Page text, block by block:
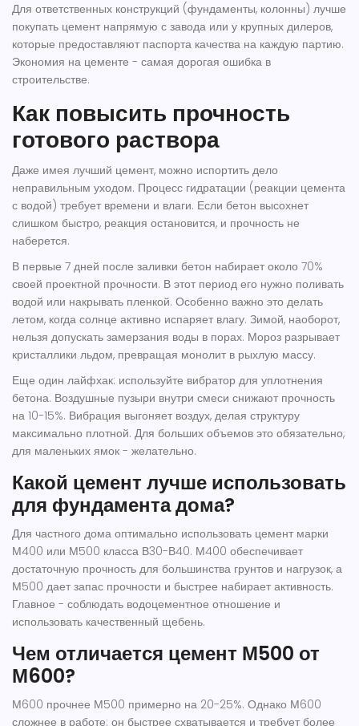
Для ответственных конструкций (фундаменты, колонны) лучше
покупать цемент напрямую с завода или у крупных дилеров,
которые предоставляют паспорта качества на каждую партию.
Экономия на цементе - самая дорогая ошибка в
строительстве.
Как повысить прочность
готового раствора
Даже имея лучший цемент, можно испортить дело
неправильным уходом. Процесс гидратации (реакции цемента
с водой) требует времени и влаги. Если бетон высохнет
слишком быстро, реакция остановится, и прочность не
наберется.
В первые 7 дней после заливки бетон набирает около 70%
своей проектной прочности. В этот период его нужно поливать
водой или накрывать пленкой. Особенно важно это делать
летом, когда солнце активно испаряет влагу. Зимой, наоборот,
нельзя допускать замерзания воды в порах. Мороз разрывает
кристаллики льдом, превращая монолит в рыхлую массу.
Еще один лайфхак: используйте вибратор для уплотнения
бетона. Воздушные пузыри внутри смеси снижают прочность
на 10-15%. Вибрация выгоняет воздух, делая структуру
максимально плотной. Для больших объемов это обязательно,
для маленьких ямок - желательно.
Какой цемент лучше использовать
для фундамента дома?
Для частного дома оптимально использовать цемент марки
М400 или М500 класса В30-В40. М400 обеспечивает
достаточную прочность для большинства грунтов и нагрузок, а
М500 дает запас прочности и быстрее набирает активность.
Главное - соблюдать водоцементное отношение и
использовать качественный щебень.
Чем отличается цемент М500 от
М600?
М600 прочнее М500 примерно на 20-25%. Однако М600
сложнее в работе: он быстрее схватывается и требует более